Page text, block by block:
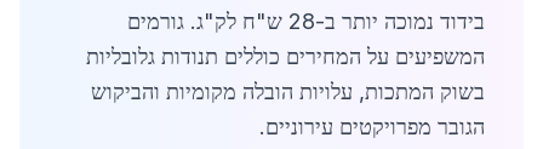
בידוד נמוכה יותר ב-28 ש"ח לק"ג. גורמים
המשפיעים על המחירים כוללים תנודות גלובליות
בשוק המתכות, עלויות הובלה מקומיות והביקוש
הגובר מפרויקטים עירוניים.